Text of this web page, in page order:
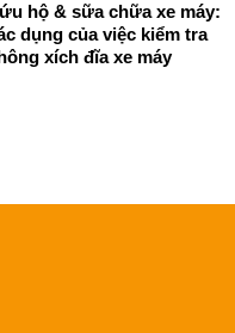
hộ & sữa chữa xe máy:
dụng của việc kiểm tra
xích đĩa xe máy